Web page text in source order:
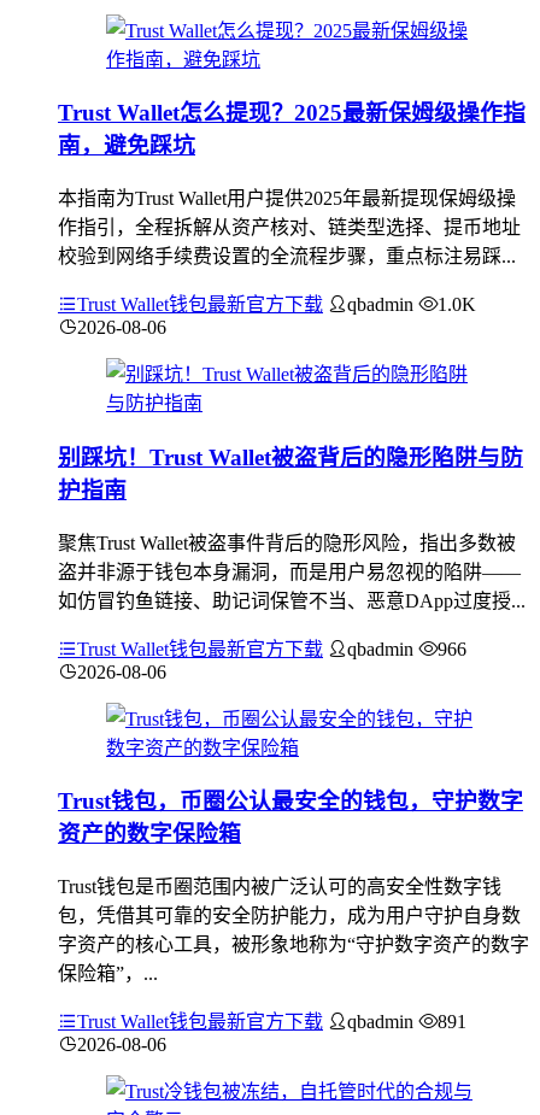
Trust Wallet怎么提现？2025最新保姆级操作指
南，避免踩坑
本指南为Trust Wallet用户提供2025年最新提现保姆级操
作指引，全程拆解从资产核对、链类型选择、提币地址
校验到网络手续费设置的全流程步骤，重点标注易踩...
Trust Wallet钱包最新官方下载 qbadmin
1.0K
2026-08-06
别踩坑！Trust Wallet被盗背后的隐形陷阱与防
护指南
聚焦Trust Wallet被盗事件背后的隐形风险，指出多数被
盗并非源于钱包本身漏洞，而是用户易忽视的陷阱——
如仿冒钓鱼链接、助记词保管不当、恶意DApp过度授...
Trust Wallet钱包最新官方下载 qbadmin
966
2026-08-06
Trust钱包，币圈公认最安全的钱包，守护数字
资产的数字保险箱
Trust钱包是币圈范围内被广泛认可的高安全性数字钱
包，凭借其可靠的安全防护能力，成为用户守护自身数
字资产的核心工具，被形象地称为“守护数字资产的数字
保险箱”，...
Trust Wallet钱包最新官方下载 qbadmin
891
2026-08-06